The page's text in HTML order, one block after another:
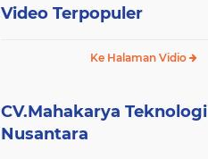
Video Terpopuler
Ke Halaman Vidio
CV.Mahakarya Teknologi
Nusantara